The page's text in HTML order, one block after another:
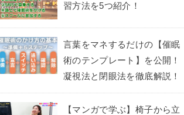
習方法を5つ紹介！
言葉をマネするだけの【催眠
術のテンプレート】を公開！
凝視法と閉眼法を徹底解説！
【マンガで学ぶ】椅子から立